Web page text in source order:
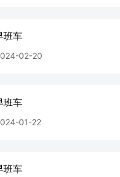
班车
02-20
班车
01-22
班车